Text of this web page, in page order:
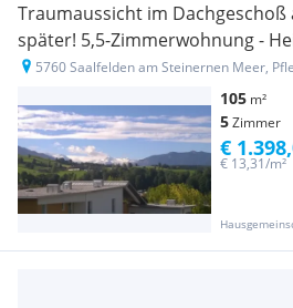
Traumaussicht im
später! 5,5-Zimmerwohnung -
5760 Saalfelden am Steinernen Meer,
105 m²
5Zimmer
€ 13,31/m²
€